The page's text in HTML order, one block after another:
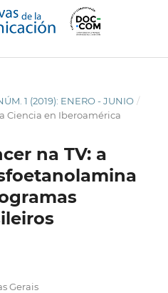
1 (2019): ENERO - JUNIO /
Ciencia en Iberoamérica
na TV: a
Gerais